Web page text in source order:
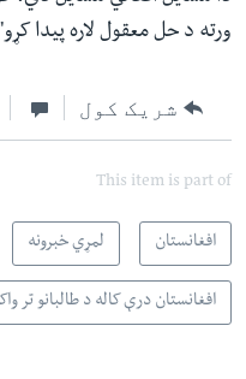
ورته د حل معقول لاره پیدا
شریک کول
This item is part of
افغانستان لمړي خبرونه
افغانستان درې کاله د طالبانو تر